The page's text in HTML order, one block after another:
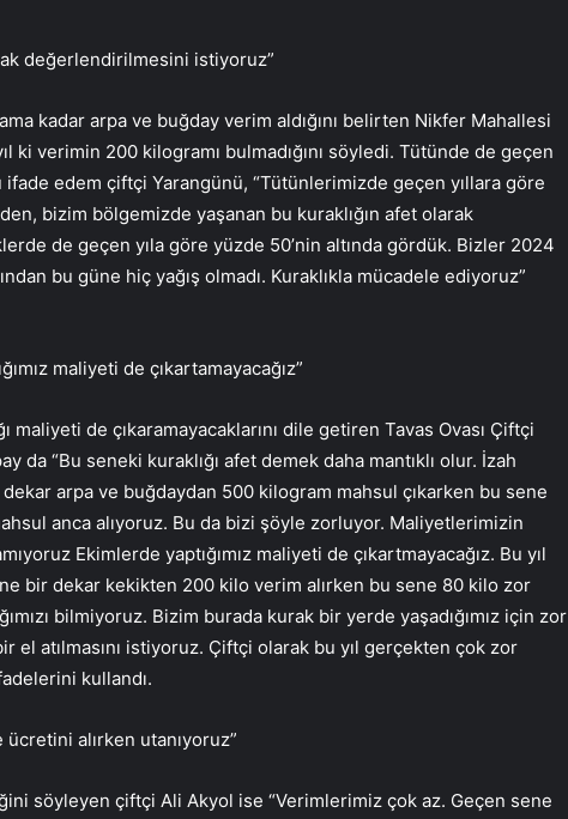
değerlendirilmesini istiyoruz”
kadar arpa ve buğday verim aldığını belirten Nikfer Mahallesi
ki verimin 200 kilogramı bulmadığını söyledi. Tütünde de geçen
ifade edem çiftçi Yarangünü, “Tütünlerimizde geçen yıllara göre
bizim bölgemizde yaşanan bu kuraklığın afet olarak
de geçen yıla göre yüzde 50’nin altında gördük. Bizler 2024
bu güne hiç yağış olmadı. Kuraklıkla mücadele ediyoruz”
maliyeti de çıkartamayacağız”
maliyeti de çıkaramayacaklarını dile getiren Tavas Ovası Çiftçi
da “Bu seneki kuraklığı afet demek daha mantıklı olur. İzah
arpa ve buğdaydan 500 kilogram mahsul çıkarken bu sene
anca alıyoruz. Bu da bizi şöyle zorluyor. Maliyetlerimizin
Ekimlerde yaptığımız maliyeti de çıkartmayacağız. Bu yıl
bir dekar kekikten 200 kilo verim alırken bu sene 80 kilo zor
bilmiyoruz. Bizim burada kurak bir yerde yaşadığımız için zor
atılmasını istiyoruz. Çiftçi olarak bu yıl gerçekten çok zor
kullandı.
alırken utanıyoruz”
söyleyen çiftçi Ali Akyol ise “Verimlerimiz çok az. Geçen sene